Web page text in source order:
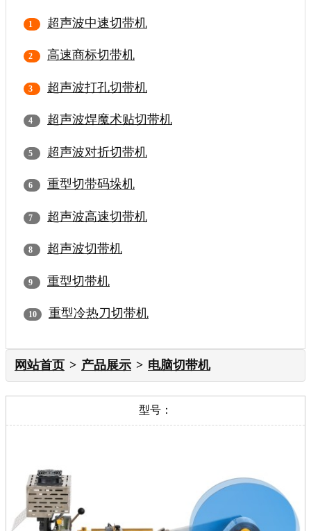
超声波中速切带机
高速商标切带机
超声波打孔切带机
超声波焊魔术贴切带机
超声波对折切带机
重型切带码垛机
超声波高速切带机
超声波切带机
重型切带机
重型冷热刀切带机
网站首页 产品展示 电脑切带机
型号：